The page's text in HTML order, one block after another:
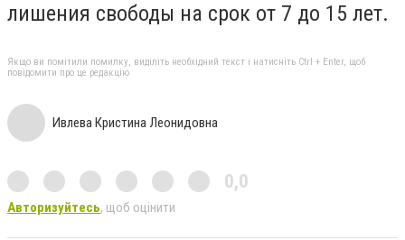
лишения свободы на срок от 7 до 15 лет.
Якщо ви помітили помилку, виділіть необхідний текст і натисніть Ctrl + Enter, щоб
повідомити про це редакцію
Ивлева Кристина Леонидовна
0,0
Авторизуйтесь, щоб оцінити